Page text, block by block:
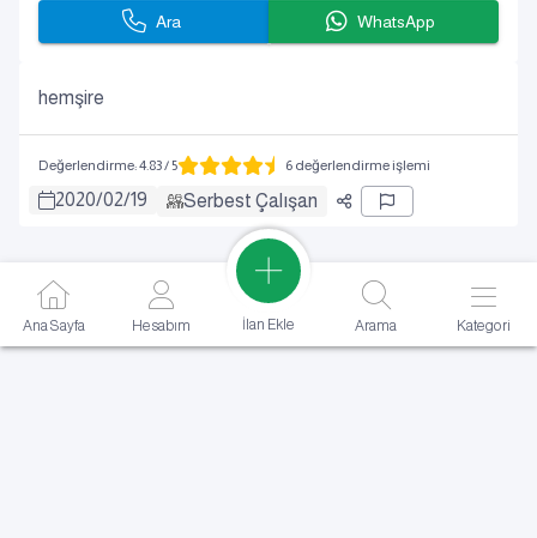
hemşire
Değerlendirme:4.83/ 5 6 değerlendirme işlemi
2020/02/19 Serbest Çalışan
Ara WhatsApp
Ana Sayfa Hesabım İlan Ekle Arama Kategori